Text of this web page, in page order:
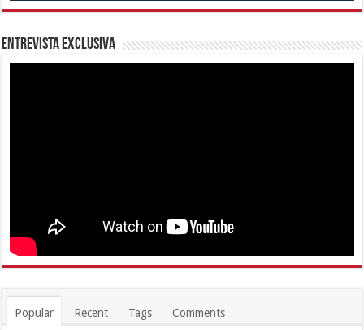
Entrevista Exclusiva
Popular Recent Tags Comments